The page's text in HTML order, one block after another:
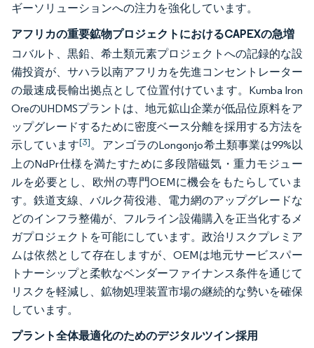
ギーソリューションへの注力を強化しています。
アフリカの重要鉱物プロジェクトにおけるCAPEXの急増
コバルト、黒鉛、希土類元素プロジェクトへの記録的な設
備投資が、サハラ以南アフリカを先進コンセントレーター
の最速成長輸出拠点として位置付けています。Kumba Iron
OreのUHDMSプラントは、地元鉱山企業が低品位原料をア
ップグレードするために密度ベース分離を採用する方法を
示しています[3]。アンゴラのLongonjo希土類事業は99%以
上のNdPr仕様を満たすために多段階磁気・重力モジュー
ルを必要とし、欧州の専門OEMに機会をもたらしていま
す。鉄道支線、バルク荷役港、電力網のアップグレードな
どのインフラ整備が、フルライン設備購入を正当化するメ
ガプロジェクトを可能にしています。政治リスクプレミア
ムは依然として存在しますが、OEMは地元サービスパー
トナーシップと柔軟なベンダーファイナンス条件を通じて
リスクを軽減し、鉱物処理装置市場の継続的な勢いを確保
しています。
プラント全体最適化のためのデジタルツイン採用